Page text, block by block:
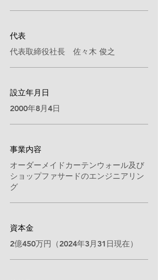
代表
代表取締役社長 佐々木 俊之
設立年月日
2000年8月4日
事業内容
オーダーメイドカーテンウォール及び
ショップファサードのエンジニアリン
グ
資本金
2億450万円（2024年3月31日現在）